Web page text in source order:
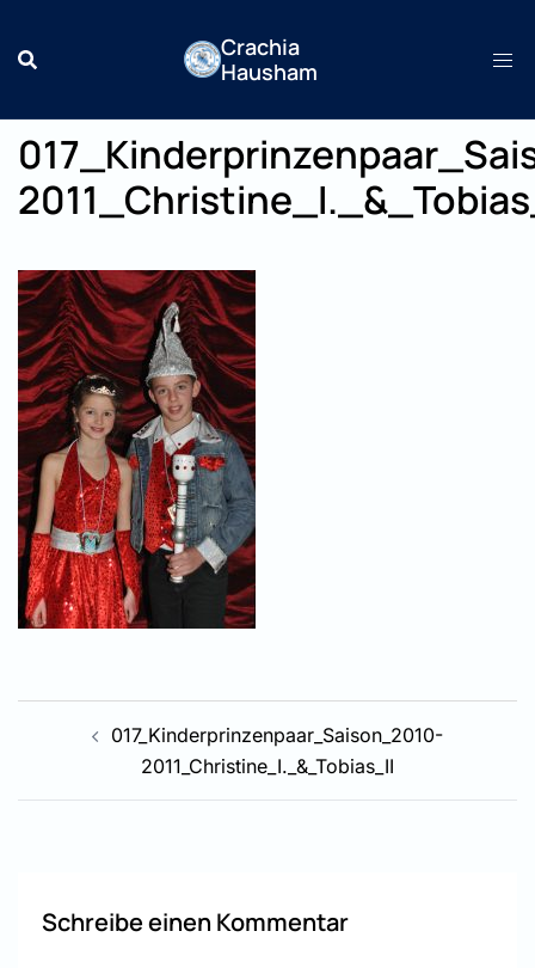
Inhalt
springen
Crachia
Hausham
Beitragsnavigation
017_Kinderprinzenpaar_Saison_2010-
2011_Christine_I._&_Tobias_II
Schreibe einen Kommentar